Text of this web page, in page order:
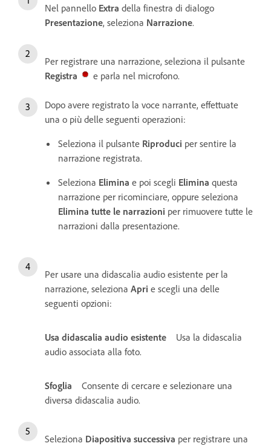
Nel pannello Extra della finestra di dialogo
Presentazione, seleziona Narrazione.
Per registrare una narrazione, seleziona il pulsante
Registra
e parla nel microfono.
Dopo avere registrato la voce narrante, effettuate
una o più delle seguenti operazioni:
Seleziona il pulsante Riproduci per sentire la
narrazione registrata.
Seleziona Elimina e poi scegli Elimina questa
narrazione per ricominciare, oppure seleziona
Elimina tutte le narrazioni per rimuovere tutte le
narrazioni dalla presentazione.
Per usare una didascalia audio esistente per la
narrazione, seleziona Apri e scegli una delle
seguenti opzioni:
Usa didascalia audio esistente
Usa la didascalia
audio associata alla foto.
Sfoglia
Consente di cercare e selezionare una
diversa didascalia audio.
Seleziona Diapositiva successiva per registrare una